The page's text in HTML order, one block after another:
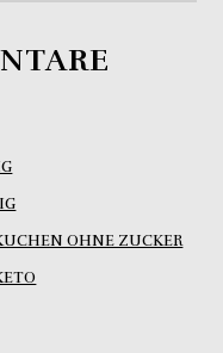
OHNE ZUCKER